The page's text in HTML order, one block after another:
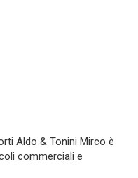
Aldo & Tonini Mirco è
commerciali e